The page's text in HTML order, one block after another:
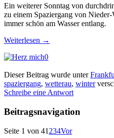
Ein weiterer Sonntag von
zu einem Spaziergang von
immer schön am Wasser entlang.
Weiterlesen →
0
Dieser Beitrag wurde unter
spaziergang, wetterau, winter
Schreibe eine Antwort
Beitragsnavigation
Seite 1 von 41 234Vor